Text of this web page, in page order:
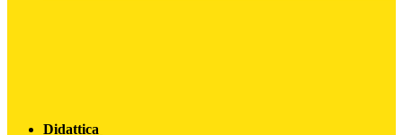
Didattica